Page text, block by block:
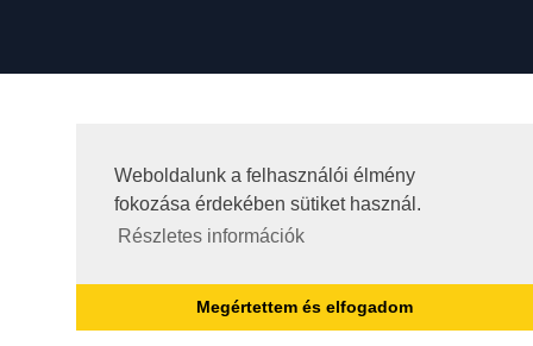
Weboldalunk a felhasználói élmény
fokozása érdekében sütiket használ.
Részletes információk
Megértettem és elfogadom